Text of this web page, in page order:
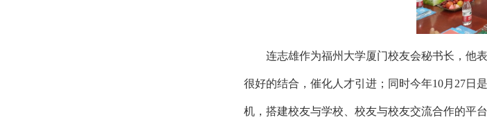
连志雄作为福州大学厦门校友会秘书长，他
很好的结合，催化人才引进；同时今年10月27日
机，搭建校友与学校、校友与校友交流合作的平